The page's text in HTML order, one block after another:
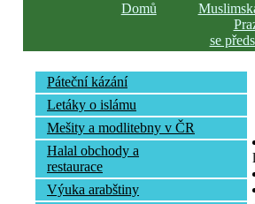
Domů
se
Páteční kázání
Letáky o islámu
Mešity a modlitebny v ČR
Halal obchody a
restaurace
Výuka arabštiny